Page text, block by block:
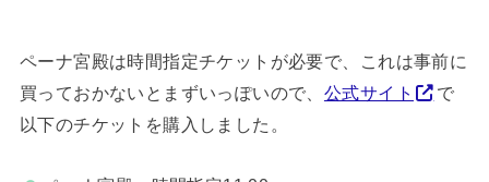
ペーナ宮殿は時間指定チケットが必要で、これは事前に
買っておかないとまずいっぽいので、 公式サイト
で
以下のチケットを購入しました。